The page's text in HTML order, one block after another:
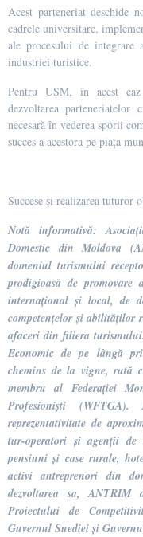
Acest parteneriat deschide
cadrele universitare,
ale procesului de
industriei turistice.
Pentru USM, în acest
dezvoltarea
necesară în vederea sporii
succes a acestora pe piața
Succese și realizarea tuturor
Notă informativă:
Domestic din Moldova
domeniul turismului
prodigioasă de
internațional și local, de
competențelor și abilităților
afaceri din filiera
Economic de pe lângă
chemins de la vigne, rută
membru al Federației
Profesioniști
reprezentativitate de
tur-operatori și agenții
pensiuni și case rurale,
activi antreprenori din
dezvoltarea sa, ANTRIM
Proiectului de
Guvernul Suediei și